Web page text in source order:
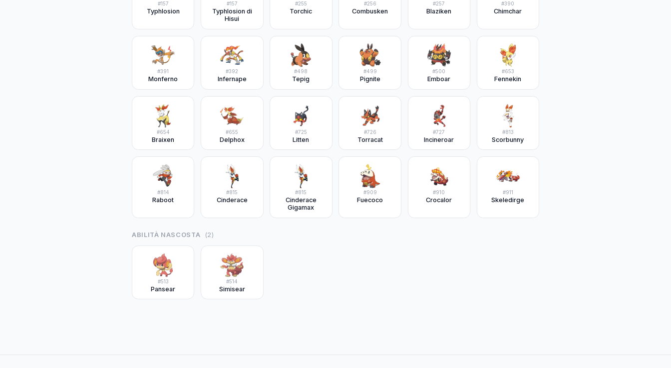
#157
Typhlosion
#157
Typhlosion di
Hisui
#255
Torchic
#256
Combusken
#257
Blaziken
#390
Chimchar
#391
Monferno
#392
Infernape
#498
Tepig
#499
Pignite
#500
Emboar
#653
Fennekin
#654
Braixen
#655
Delphox
#725
Litten
#726
Torracat
#727
Incineroar
#813
Scorbunny
#814
Raboot
#815
Cinderace
#815
Cinderace
Gigamax
#909
Fuecoco
#910
Crocalor
#911
Skeledirge
ABILITÀ NASCOSTA (2)
#513
Pansear
#514
Simisear